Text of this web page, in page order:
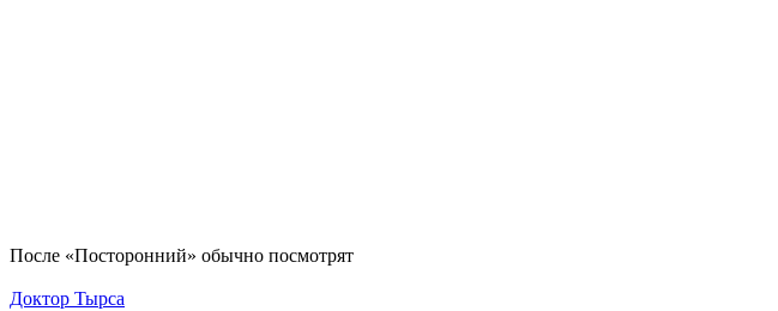
По­сле «Посторонний» обыч­но по­смот­рят
Доктор Тырса